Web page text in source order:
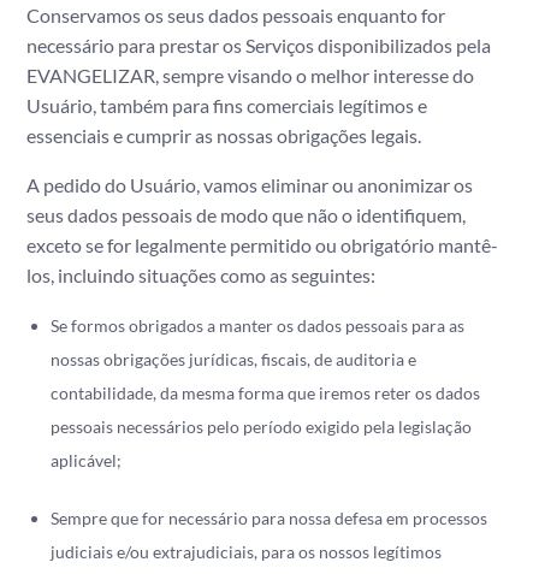
Conservamos os seus dados pessoais enquanto for
necessário para prestar os Serviços disponibilizados pela
EVANGELIZAR, sempre visando o melhor interesse do
Usuário, também para fins comerciais legítimos e
essenciais e cumprir as nossas obrigações legais.
A pedido do Usuário, vamos eliminar ou anonimizar os
seus dados pessoais de modo que não o identifiquem,
exceto se for legalmente permitido ou obrigatório mantê-
los, incluindo situações como as seguintes:
Se formos obrigados a manter os dados pessoais para as
nossas obrigações jurídicas, fiscais, de auditoria e
contabilidade, da mesma forma que iremos reter os dados
pessoais necessários pelo período exigido pela legislação
aplicável;
Sempre que for necessário para nossa defesa em processos
judiciais e/ou extrajudiciais, para os nossos legítimos